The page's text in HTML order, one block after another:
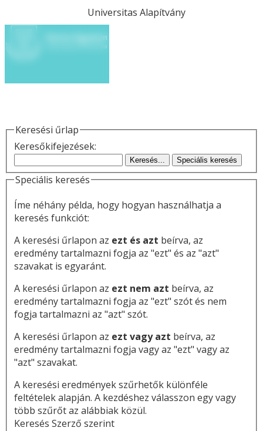
Universitas Alapítvány
Keresési űrlap
Keresőkifejezések:
Keresés... Speciális keresés
Speciális keresés
Íme néhány példa, hogy hogyan használhatja a
keresés funkciót:
A keresési űrlapon az ezt és azt beírva, az
eredmény tartalmazni fogja az "ezt" és az "azt"
szavakat is egyaránt.
A keresési űrlapon az ezt nem azt beírva, az
eredmény tartalmazni fogja az "ezt" szót és nem
fogja tartalmazni az "azt" szót.
A keresési űrlapon az ezt vagy azt beírva, az
eredmény tartalmazni fogja vagy az "ezt" vagy az
"azt" szavakat.
A keresési eredmények szűrhetők különféle
feltételek alapján. A kezdéshez válasszon egy vagy
több szűrőt az alábbiak közül.
Keresés Szerző szerint